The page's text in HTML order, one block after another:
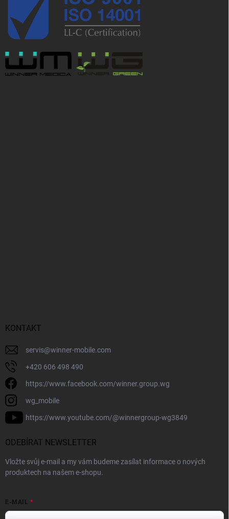
KONTAKT
servis@winner-mobile.com
+420 606 498 490
https://www.facebook.com/winner.group.wg
wg_mobile
https://www.youtube.com/@winnergroup-wg3849
ODEBÍRAT NEWSLETTER
Vložte svůj e-mail a my vám budeme zasílat informace o nových
produktech na našem e-shopu.
E-MAIL